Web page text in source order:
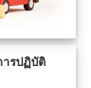
ารปฏิบัติ